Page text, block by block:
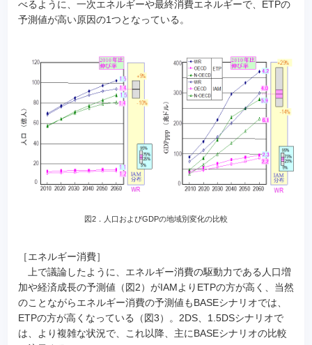
べるように、一次エネルギーや最終消費エネルギーで、ETPの
予測値が高い原因の1つとなっている。
図2．人口およびGDPの地域別変化の比較
［エネルギー消費］
上で議論したように、エネルギー消費の駆動力である人口増
加や経済成長の予測値（図2）がIAMよりETPの方が高く、当然
のことながらエネルギー消費の予測値もBASEシナリオでは、
ETPの方が高くなっている（図3）。2DS、1.5DSシナリオで
は、より複雑な状況で、これ以降、主にBASEシナリオの比較